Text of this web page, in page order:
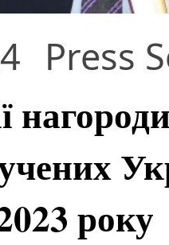
Press
року